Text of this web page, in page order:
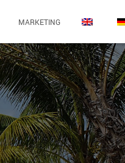
MARKETING